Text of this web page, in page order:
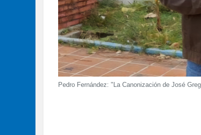
Pedro Fernández: "La Canonización de José